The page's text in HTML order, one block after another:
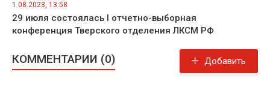
1.08.2023, 13:58
29 июля состоялась I отчетно-выборная
конференция Тверского отделения ЛКСМ РФ
КОММЕНТАРИИ (0) Добавить